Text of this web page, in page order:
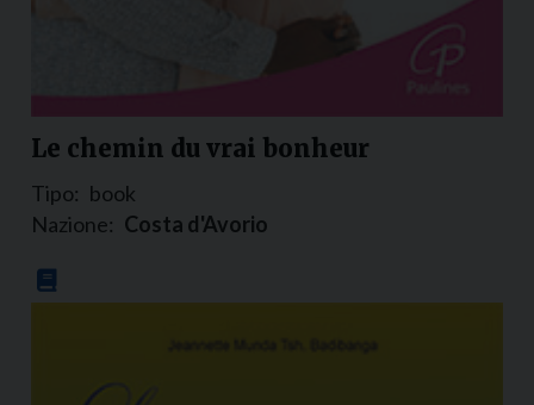
Le chemin du vrai bonheur
Tipo: book
Nazione: Costa d'Avorio